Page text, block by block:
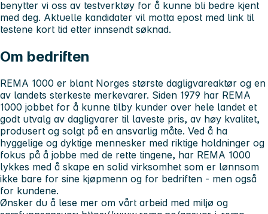
benytter vi oss av testverktøy for å kunne bli bedre kjent
med deg. Aktuelle kandidater vil motta epost med link til
testene kort tid etter innsendt søknad.
Om bedriften
REMA 1000 er blant Norges største dagligvareaktør og en
av landets sterkeste merkevarer. Siden 1979 har REMA
1000 jobbet for å kunne tilby kunder over hele landet et
godt utvalg av dagligvarer til laveste pris, av høy kvalitet,
produsert og solgt på en ansvarlig måte. Ved å ha
hyggelige og dyktige mennesker med riktige holdninger og
fokus på å jobbe med de rette tingene, har REMA 1000
lykkes med å skape en solid virksomhet som er lønnsom
ikke bare for sine kjøpmenn og for bedriften - men også
for kundene.
Ønsker du å lese mer om vårt arbeid med miljø og